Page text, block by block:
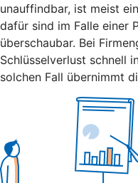
unauffindbar, ist meist
dafür sind im Falle einer
überschaubar. Bei
Schlüsselverlust schnell
solchen Fall übernimmt